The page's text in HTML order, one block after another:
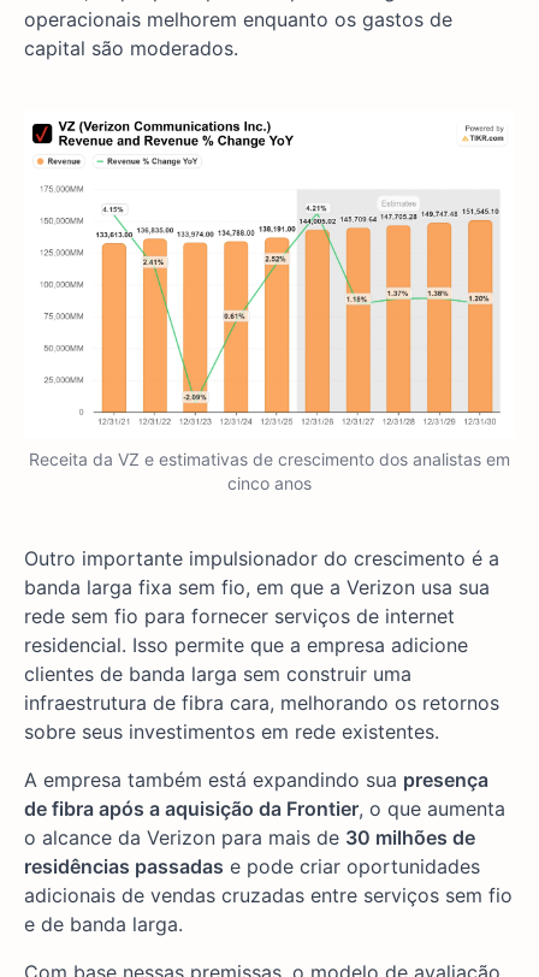
operacionais melhorem enquanto os gastos de
capital são moderados.
Receita da VZ e estimativas de crescimento dos analistas em
cinco anos
Outro importante impulsionador do crescimento é a
banda larga fixa sem fio, em que a Verizon usa sua
rede sem fio para fornecer serviços de internet
residencial. Isso permite que a empresa adicione
clientes de banda larga sem construir uma
infraestrutura de fibra cara, melhorando os retornos
sobre seus investimentos em rede existentes.
A empresa também está expandindo sua presença
de fibra após a aquisição da Frontier, o que aumenta
o alcance da Verizon para mais de 30 milhões de
residências passadas e pode criar oportunidades
adicionais de vendas cruzadas entre serviços sem fio
e de banda larga.
Com base nessas premissas, o modelo de avaliação